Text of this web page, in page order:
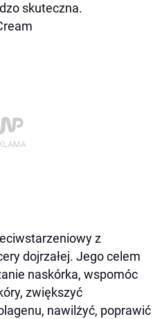
skuteczna.
z
dojrzałej. Jego celem
naskórka, wspomóc
zwiększyć
nawilżyć, poprawić